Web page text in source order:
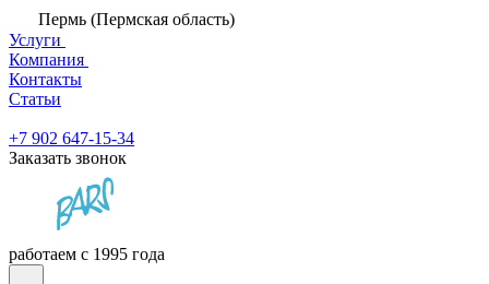
Пермь (Пермская область)
Услуги
Компания
Контакты
Статьи
+7 902 647-15-34
Заказать звонок
работаем с 1995 года